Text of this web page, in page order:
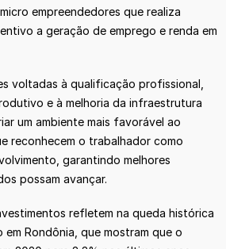
empreendedores que realiza
a geração de emprego e renda em
voltadas à qualificação profissional,
e à melhoria da infraestrutura
um ambiente mais favorável ao
reconhecem o trabalhador como
garantindo melhores
possam avançar.
refletem na queda histórica
Rondônia, que mostram que o